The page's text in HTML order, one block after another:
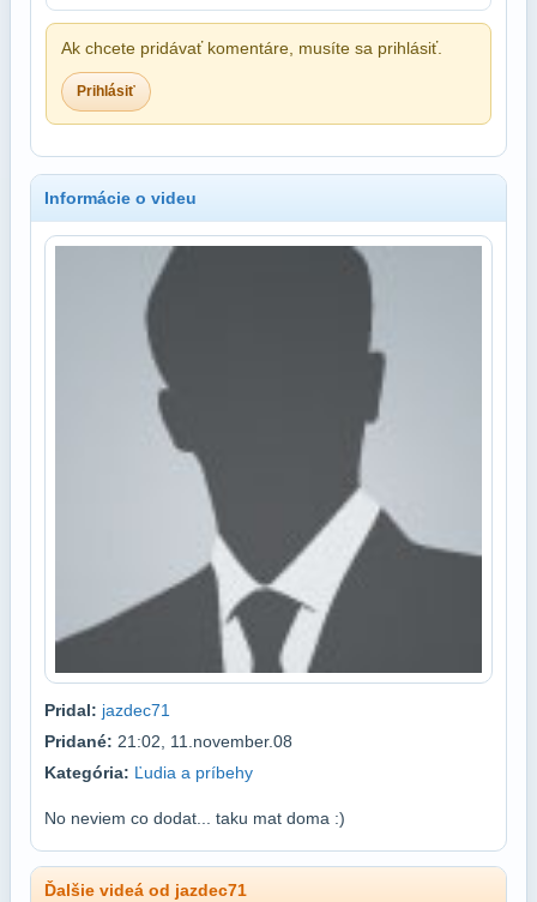
Ak chcete pridávať komentáre, musíte sa prihlásiť.
Prihlásiť
Informácie o videu
Pridal: jazdec71
Pridané: 21:02, 11.november.08
Kategória: Ľudia a príbehy
No neviem co dodat... taku mat doma :)
Ďalšie videá od jazdec71